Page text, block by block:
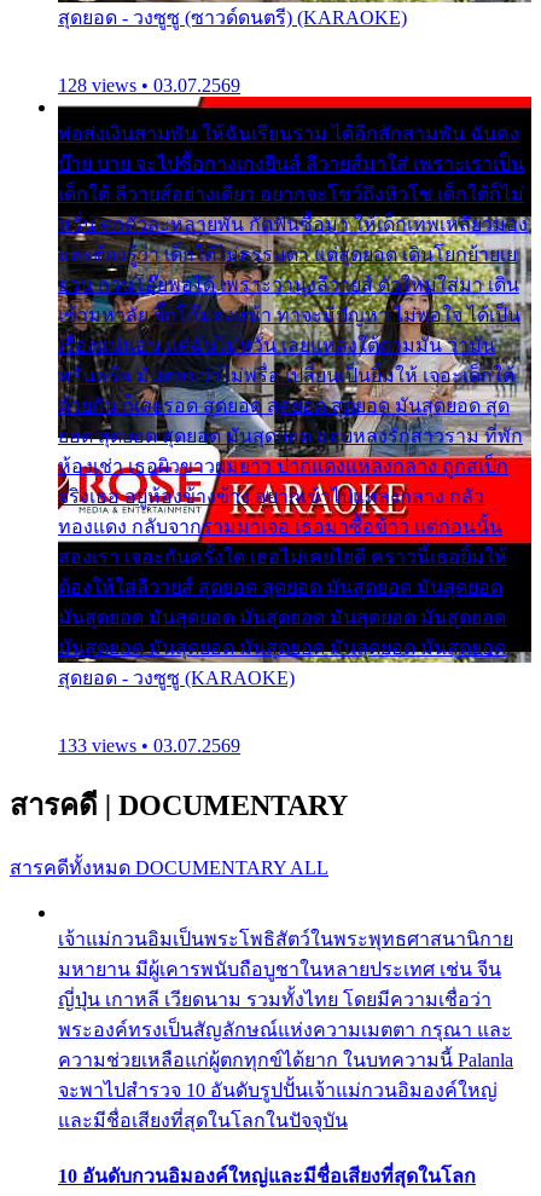
สุดยอด - วงซูซู (ซาวด์ดนตรี) (KARAOKE)
128 views • 03.07.2569
พ่อส่งเงินสามพัน ให้ฉันเรียนราม ได้อีกสักสามพัน ฉันคง
บ๊าย บาย จะไปซื้อกางเกงยีนส์ ลีวายส์มาใส่ เพราะเราเป็น
เด็กใต้ ลีวายส์อย่างเดียว อยากจะโชว์ถึงหิวโซ เด็กใต้ก็ไม่
หวั่น ตกตัวละหลายพัน กัดฟันซื้อมา ให้เด็กเทพเหลียวมอง
และต้องรู้ว่า เด็กใต้ไม่ธรรมดา แต่สุดยอด เดินโยกย้ายเย
ยวน กวนโอ๊ยพอได้ เพราะว่านุ่งลีวายส์ ตัวใหม่ใส่มา เดิน
เข้ามหาลัย จิ๊กโก๊มองหน้า ท่าจะมีปัญหา ไม่พอใจ ได้เป็น
เรื่องแน่นอน แต่ฉันไม่หวั่น เลยแหลงใต้ถามมัน ว่ามัน
พรั่นพรือ มันตอบว่าไม่พรื่อ เปลี่ยนเป็นยิ้มให้ เจอะเด็กใต้
ด้วยกัน ก็เลยรอด สุดยอด สุดยอด สุดยอด มันสุดยอด สุด
ยอด สุดยอด สุดยอด มันสุดยอด แอบหลงรักสาวราม ที่พัก
ห้องเช่า เธอผิวขาวผมยาว ปากแดงแหลงกลาง ถูกสเป็ก
จริงเธอ อยู่ห้องข้างข้าง อยากเข้าไปแหลงกลาง กลัว
ทองแดง กลับจากรามมาเจอ เธอมาซื้อข้าว แต่ก่อนนั้น
สองเรา เจอะกันครั้งใด เธอไม่เคยไยดี คราวนี้เธอยิ้มให้
ต้องให้ใส่ลีวายส์ สุดยอด สุดยอด มันสุดยอด มันสุดยอด
มันสุดยอด มันสุดยอด มันสุดยอด มันสุดยอด มันสุดยอด
มันสุดยอด มันสุดยอด มันสุดยอด มันสุดยอด มันสุดยอด
สุดยอด - วงซูซู (KARAOKE)
133 views • 03.07.2569
สารคดี | DOCUMENTARY
สารคดีทั้งหมด DOCUMENTARY ALL
เจ้าแม่กวนอิมเป็นพระโพธิสัตว์ในพระพุทธศาสนานิกาย
มหายาน มีผู้เคารพนับถือบูชาในหลายประเทศ เช่น จีน
ญี่ปุ่น เกาหลี เวียดนาม รวมทั้งไทย โดยมีความเชื่อว่า
พระองค์ทรงเป็นสัญลักษณ์แห่งความเมตตา กรุณา และ
ความช่วยเหลือแก่ผู้ตกทุกข์ได้ยาก ในบทความนี้ Palanla
จะพาไปสำรวจ 10 อันดับรูปปั้นเจ้าแม่กวนอิมองค์ใหญ่
และมีชื่อเสียงที่สุดในโลกในปัจจุบัน
10 อันดับกวนอิมองค์ใหญ่และมีชื่อเสียงที่สุดในโลก